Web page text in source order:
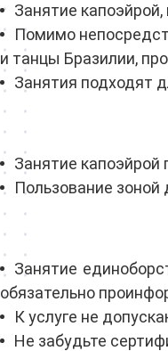
Занятие
Помимо
и танцы Бразилии,
Занятия подходят
Занятие капоэйрой
Пользование зоной
Занятие
обязательно
К услуге не
Не забудьте